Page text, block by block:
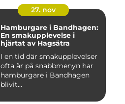
27. nov
Hamburgare i Bandhagen:
En smakupplevelse i
hjärtat av Hagsätra
I en tid där smakupplevelser
ofta är på snabbmenyn har
hamburgare i Bandhagen
blivit...